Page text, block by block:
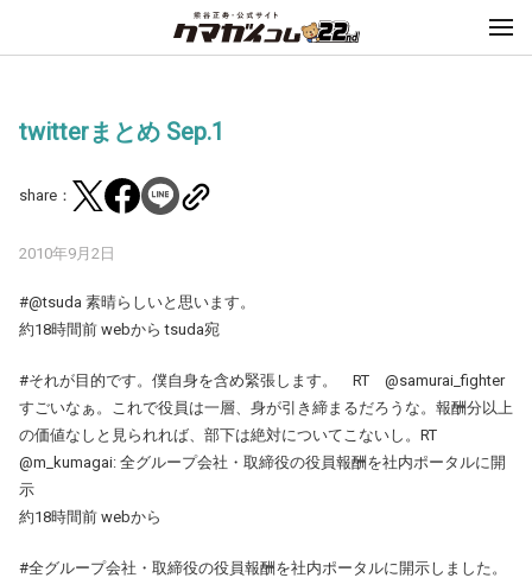
twitterまとめ Sep.1
share：
2010年9月2日
#@tsuda 素晴らしいと思います。
約18時間前 webから tsuda宛
#それが目的です。僕自身を含め緊張します。 RT @samurai_fighter
すごいなぁ。これで役員は一層、身が引き締まるだろうな。報酬分以上
の価値なしと見られれば、部下は絶対についてこないし。RT
@m_kumagai: 全グループ会社・取締役の役員報酬を社内ポータルに開
示
約18時間前 webから
#全グループ会社・取締役の役員報酬を社内ポータルに開示しました。